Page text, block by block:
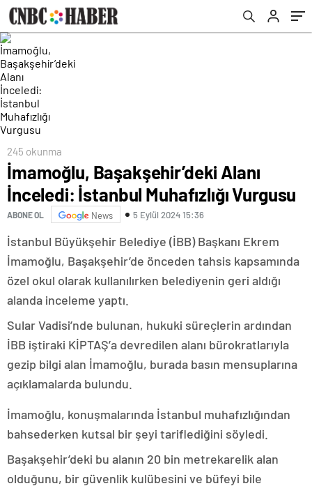
245 okunma
İmamoğlu, Başakşehir’deki Alanı
İnceledi: İstanbul Muhafızlığı Vurgusu
ABONE OL News 5 Eylül 2024 15:36
İstanbul Büyükşehir Belediye (İBB) Başkanı Ekrem
İmamoğlu, Başakşehir’de önceden tahsis kapsamında
özel okul olarak kullanılırken belediyenin geri aldığı
alanda inceleme yaptı.
Sular Vadisi’nde bulunan, hukuki süreçlerin ardından
İBB iştiraki KİPTAŞ’a devredilen alanı bürokratlarıyla
gezip bilgi alan İmamoğlu, burada basın mensuplarına
açıklamalarda bulundu.
İmamoğlu, konuşmalarında İstanbul muhafızlığından
bahsederken kutsal bir şeyi tariflediğini söyledi.
Başakşehir’deki bu alanın 20 bin metrekarelik alan
olduğunu, bir güvenlik kulübesini ve büfeyi bile